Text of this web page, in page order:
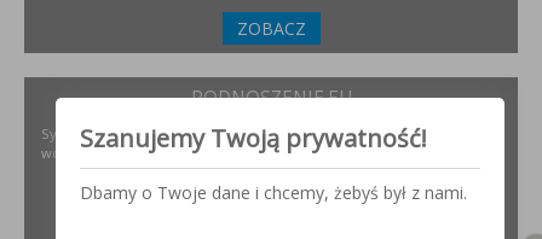
ZOBACZ
PODNOSZENIE.EU
Systemy transportu bliskiego, żurawie, żurawików, suwnice,
wciągników oraz wiele innych.
Szanujemy Twoją prywatność!
Dbamy o Twoje dane i chcemy, żebyś był z nami.